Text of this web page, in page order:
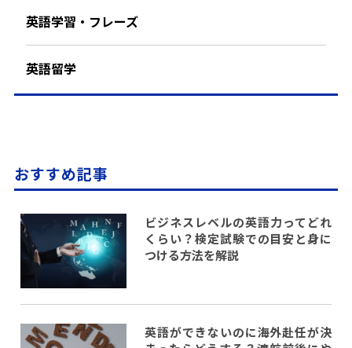
英語学習・フレーズ
英語留学
おすすめ記事
ビジネスレベルの英語力ってどれ
くらい？検定試験での目安と身に
つける方法を解説
英語ができないのに海外赴任が決